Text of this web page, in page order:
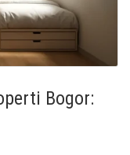
Bogor: